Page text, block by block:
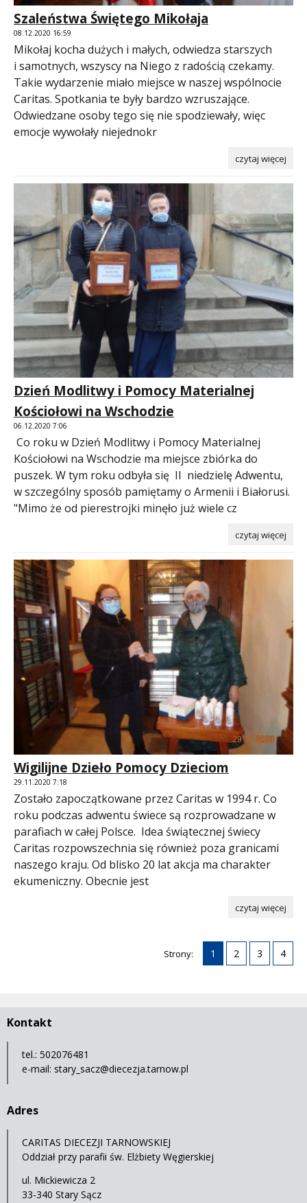
Szaleństwa Świętego Mikołaja
08.12.2020 16:59
Mikołaj kocha dużych i małych, odwiedza starszych
i samotnych, wszyscy na Niego z radością czekamy.
Takie wydarzenie miało miejsce w naszej wspólnocie
Caritas. Spotkania te były bardzo wzruszające.
Odwiedzane osoby tego się nie spodziewały, więc
emocje wywołały niejednokr
czytaj więcej
Dzień Modlitwy i Pomocy Materialnej
Kościołowi na Wschodzie
06.12.2020 7:06
Co roku w Dzień Modlitwy i Pomocy Materialnej
Kościołowi na Wschodzie ma miejsce zbiórka do
puszek. W tym roku odbyła się II niedzielę Adwentu,
w szczególny sposób pamiętamy o Armenii i Białorusi.
"Mimo że od pierestrojki minęło już wiele cz
czytaj więcej
Wigilijne Dzieło Pomocy Dzieciom
29.11.2020 7:18
Zostało zapoczątkowane przez Caritas w 1994 r. Co
roku podczas adwentu świece są rozprowadzane w
parafiach w całej Polsce. Idea świątecznej świecy
Caritas rozpowszechnia się również poza granicami
naszego kraju. Od blisko 20 lat akcja ma charakter
ekumeniczny. Obecnie jest
czytaj więcej
Strony: 1 2 3 4
Kontakt
tel.: 502076481
e-mail: stary_sacz@diecezja.tarnow.pl
Adres
CARITAS DIECEZJI TARNOWSKIEJ
Oddział przy parafii św. Elżbiety Węgierskiej
ul. Mickiewicza 2
33-340 Stary Sącz